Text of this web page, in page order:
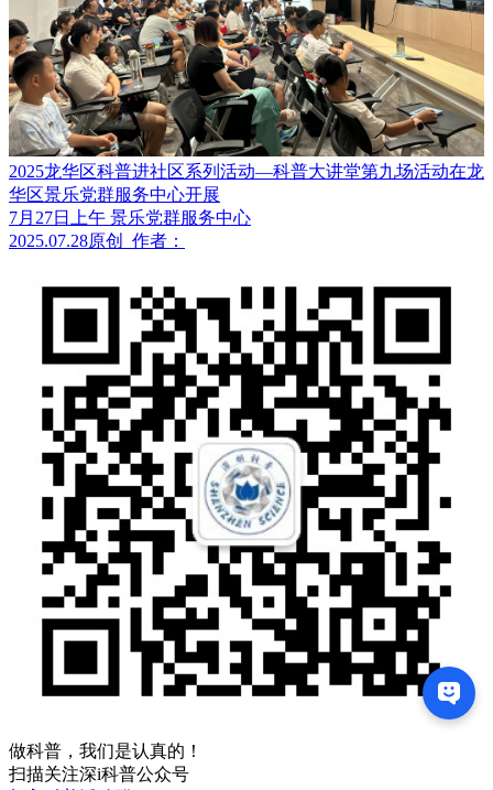
2025龙华区科普进社区系列活动—科普大讲堂第九场活动在龙
华区景乐党群服务中心开展
7月27日上午 景乐党群服务中心
2025.07.28原创 作者：
做科普，我们是认真的！
扫描关注深i科普公众号